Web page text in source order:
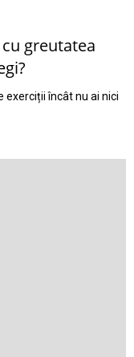
greutatea
exerciții încât nu ai nici